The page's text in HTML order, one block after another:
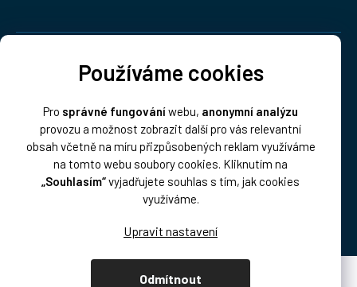
Používáme cookies
Pro správné fungováníwebu, anonymní analýzu
provozu a možnost zobrazit další pro vás relevantní
obsah včetně na míru přizpůsobených reklam využíváme
na tomto webu soubory cookies. Kliknutím na
„Souhlasím“vyjadřujete souhlas s tím, jak cookies
využíváme.
Odmítnout
Platba: